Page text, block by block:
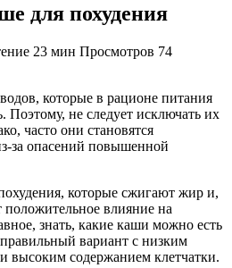
для похудения
23 мин Просмотров 74
которые в рационе питания
не следует исключать их
часто они становятся
за опасений повышенной
которые сжигают жир и,
влияние на
знать, какие каши можно есть
вариант с низким
высоким содержанием клетчатки.